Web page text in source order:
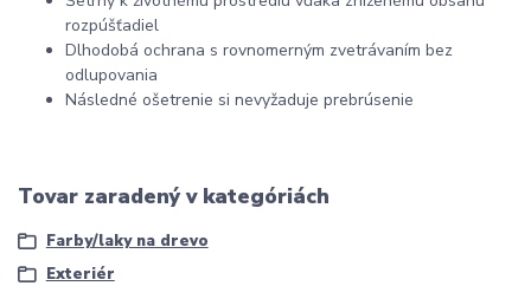
rozpúšťadiel
Dlhodobá ochrana s rovnomerným zvetrávaním bez
odlupovania
Následné ošetrenie si nevyžaduje prebrúsenie
Tovar zaradený v kategóriách
Farby/laky na drevo
Exteriér